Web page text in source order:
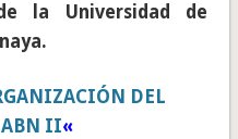
la Universidad de
DEL
ABN II«